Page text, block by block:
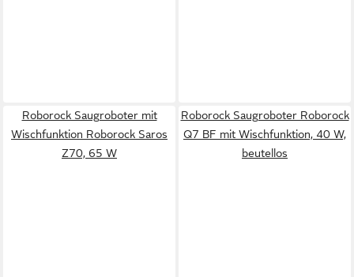
Roborock Saugroboter mit
Wischfunktion Roborock Saros
Z70, 65 W
Roborock Saugroboter Roborock
Q7 BF mit Wischfunktion, 40 W,
beutellos